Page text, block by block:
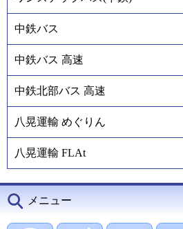
中鉄バス
中鉄バス 高速
中鉄北部バス 高速
八晃運輸 めぐりん
八晃運輸 FLAt
メニュー